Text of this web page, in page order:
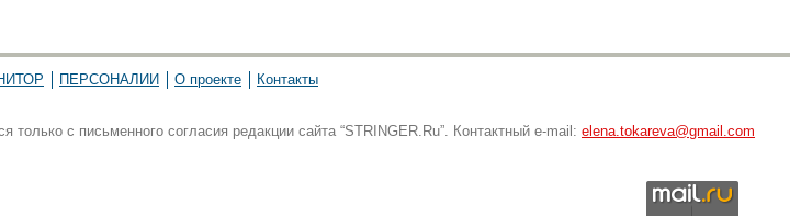
ПЕРСОНАЛИИ О проекте Контакты
с письменного согласия редакции сайта “STRINGER.Ru”. Контактный e-mail: elena.tokareva@gmail.com